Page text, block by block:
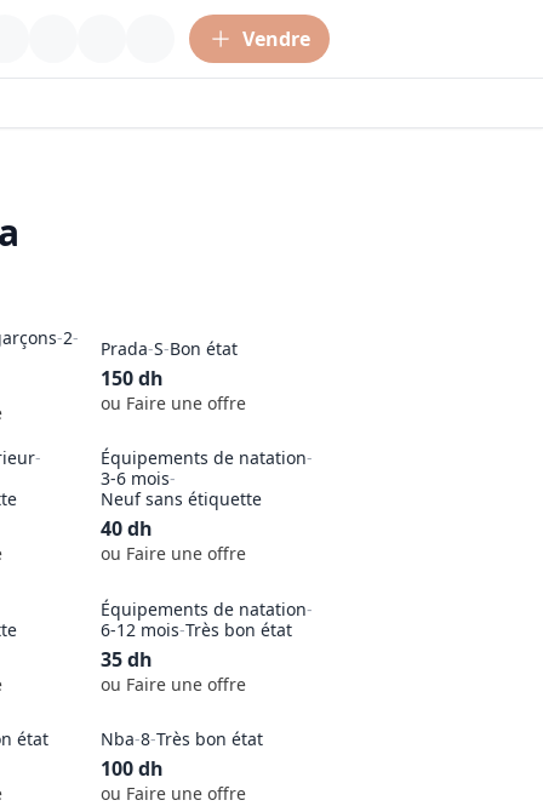
Vendre
-2- Prada-S-Bon état
150dh
ou Faire une offre
-
Équipements de natation-
3-6 mois-
Neuf sans étiquette
40dh
ou Faire une offre
Équipements de natation-
6-12 mois-Très bon état
35dh
ou Faire une offre
état Nba-8-Très bon état
100dh
ou Faire une offre